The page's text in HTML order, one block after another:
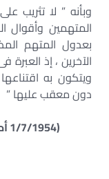
وبأنه ” لا تثريب
المتهمين وأقوال
بعدول المتهم
الآخرين ، إذ
ويتكون به
دون معقب عليها ”
(1/7/1954 أحكام النقض س5 ق274 ص855) .